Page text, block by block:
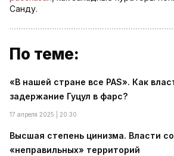
Санду.
По теме:
«В нашей стране все PAS». Как
задержание Гуцул в фарс?
17 апреля 2025 | 20:30
Высшая степень цинизма. Власти
«неправильных» территорий